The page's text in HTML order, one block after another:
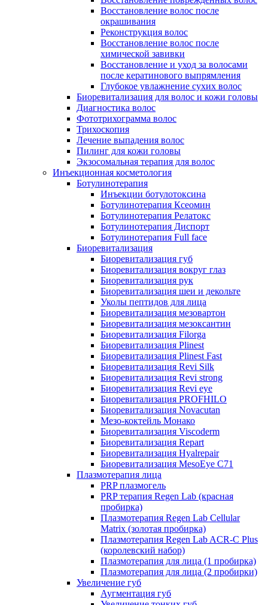
Восстановление волос после
окрашивания
Реконструкция волос
Восстановление волос после
химической завивки
Восстановление и уход за волосами
после кератинового выпрямления
Глубокое увлажнение сухих волос
Биоревитализация для волос и кожи головы
Диагностика волос
Фототрихограмма волос
Трихоскопия
Лечение выпадения волос
Пилинг для кожи головы
Экзосомальная терапия для волос
Инъекционная косметология
Ботулинотерапия
Инъекции ботулотоксина
Ботулинотерапия Ксеомин
Ботулинотерапия Релатокс
Ботулинотерапия Диспорт
Ботулинотерапия Full face
Биоревитализация
Биоревитализация губ
Биоревитализация вокруг глаз
Биоревитализация рук
Биоревитализация шеи и декольте
Уколы пептидов для лица
Биоревитализация мезовартон
Биоревитализация мезоксантин
Биоревитализация Filorga
Биоревитализация Plinest
Биоревитализация Plinest Fast
Биоревитализация Revi Silk
Биоревитализация Revi strong
Биоревитализация Revi eye
Биоревитализация PROFHILO
Биоревитализация Novacutan
Мезо-коктейль Монако
Биоревитализация Viscoderm
Биоревитализация Repart
Биоревитализация Hyalrepair
Биоревитализация MesoEye C71
Плазмотерапия лица
PRP плазмогель
PRP терапия Regen Lab (красная
пробирка)
Плазмотерапия Regen Lab Cellular
Matrix (золотая пробирка)
Плазмотерапия Regen Lab ACR-C Plus
(королевский набор)
Плазмотерапия для лица (1 пробирка)
Плазмотерапия для лица (2 пробирки)
Увеличение губ
Аугментация губ